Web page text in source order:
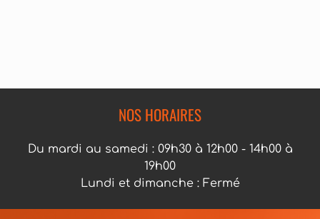
NOS HORAIRES
Du mardi au samedi : 09h30 à 12h00 - 14h00 à
19h00
Lundi et dimanche : Fermé